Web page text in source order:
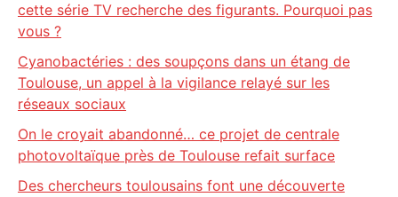
cette série TV recherche des figurants. Pourquoi pas
vous ?
Cyanobactéries : des soupçons dans un étang de
Toulouse, un appel à la vigilance relayé sur les
réseaux sociaux
On le croyait abandonné… ce projet de centrale
photovoltaïque près de Toulouse refait surface
Des chercheurs toulousains font une découverte